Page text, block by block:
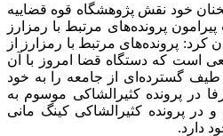
خود نقش پژوهشگاه قوه قضاییه
پرونده‌های مرتبط با رمزارز
کرد: پرونده‌های مرتبط با رمزارز از
است که دستگاه قضا امروز با آن
گسترده‌ای از جامعه را به خود
در پرونده کثیرالشاکی موسوم به
شاکی و در پرونده کثیرالشاکی کینگ مانی
دارد.